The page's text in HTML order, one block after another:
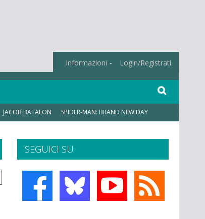
Informazioni Login/Registrati
JACOB BATALON SPIDER-MAN: BRAND NEW DAY
SEGUICI SU